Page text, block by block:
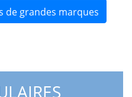
de grandes marques